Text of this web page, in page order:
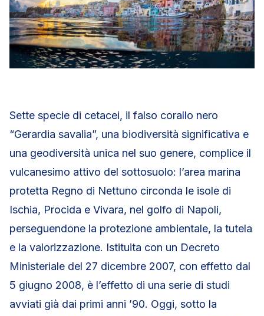
Sette specie di cetacei, il falso corallo nero
“Gerardia savalia”, una biodiversità significativa e
una geodiversità unica nel suo genere, complice il
vulcanesimo attivo del sottosuolo: l’area marina
protetta Regno di Nettuno circonda le isole di
Ischia, Procida e Vivara, nel golfo di Napoli,
perseguendone la protezione ambientale, la tutela
e la valorizzazione. Istituita con un Decreto
Ministeriale del 27 dicembre 2007, con effetto dal
5 giugno 2008, è l’effetto di una serie di studi
avviati già dai primi anni ’90. Oggi, sotto la